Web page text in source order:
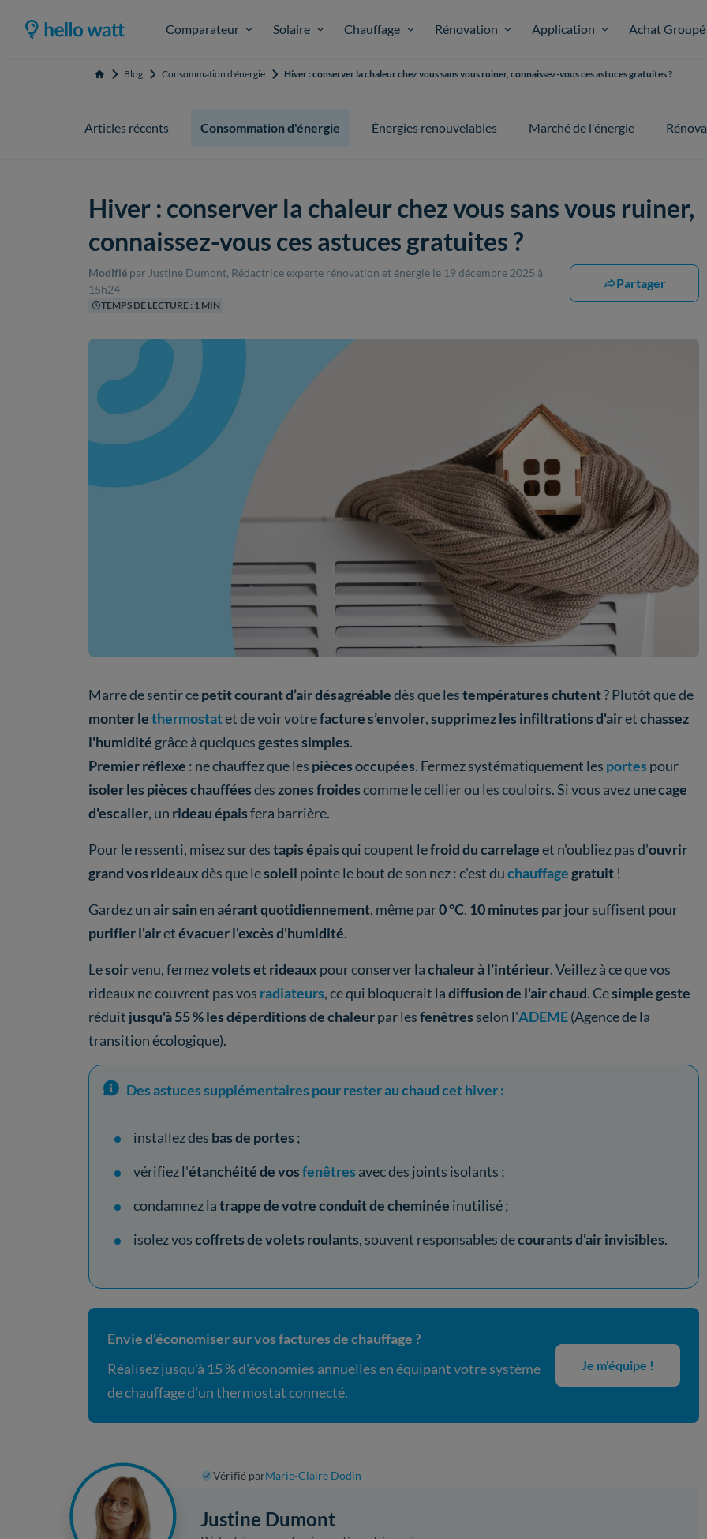
Comparateur Solaire Chauffage Rénovation Application Achat Groupé
Accueil Blog Consommation d'énergie Hiver : conserver la chaleur chez vous sans vous ruiner, connaissez-vous ces astuces gratuites ?
Articles récents Consommation d'énergie Énergies renouvelables Marché de l'énergie
Hiver : conserver la chaleur chez vous sans vous ruiner,
connaissez-vous ces astuces gratuites ?
Modifié par Justine Dumont, Rédactrice experte rénovation et énergie le 19 décembre 2025 à
15h24
TEMPS DE LECTURE : 1 MIN
Partager
Marre de sentir cepetit courant d’air désagréabledès que lestempératures chutent? Plutôt que de
monter lethermostatet de voir votrefacture s’envoler,supprimez les infiltrations d'airetchassez
l'humidité grâce à quelquesgestes simples.
Premier réflexe : ne chauffez que les pièces occupées. Fermez systématiquement les portes pour
isoler les pièces chaufféesdeszones froidescomme le cellier ou les couloirs. Si vous avez unecage
d'escalier, un rideau épaisfera barrière.
Pour le ressenti, misez sur destapis épaisqui coupent lefroid du carrelageet n'oubliez pas d'ouvrir
grand vos rideauxdès que lesoleil pointe le bout de son nez : c'est duchauffagegratuit !
Gardez unair sainenaérant quotidiennement, même par0 °C. 10 minutes par joursuffisent pour
purifier l'airetévacuer l'excès d'humidité.
Lesoirvenu, fermezvolets et rideaux pour conserver lachaleur à l’intérieur. Veillez à ce que vos
rideaux ne couvrent pas vos radiateurs, ce qui bloquerait ladiffusion de l'air chaud. Cesimple geste
réduit jusqu'à 55 % les déperditions de chaleurpar lesfenêtres selon l'ADEME(Agence de la
transition écologique).
Des astuces supplémentaires pour rester au chaud cet hiver :
installez des bas de portes ;
vérifiez l'étanchéité de vosfenêtres avec des joints isolants ;
condamnez latrappe de votre conduit de cheminée inutilisé ;
isolez voscoffrets de volets roulants, souvent responsables decourants d'air invisibles.
Envie d'économiser sur vos factures de chauffage ?
Réalisez jusqu'à 15 % d'économies annuelles en équipant votre système
de chauffage d'un thermostat connecté.
Je m'équipe !
Vérifié parMarie-Claire Dodin
Justine Dumont